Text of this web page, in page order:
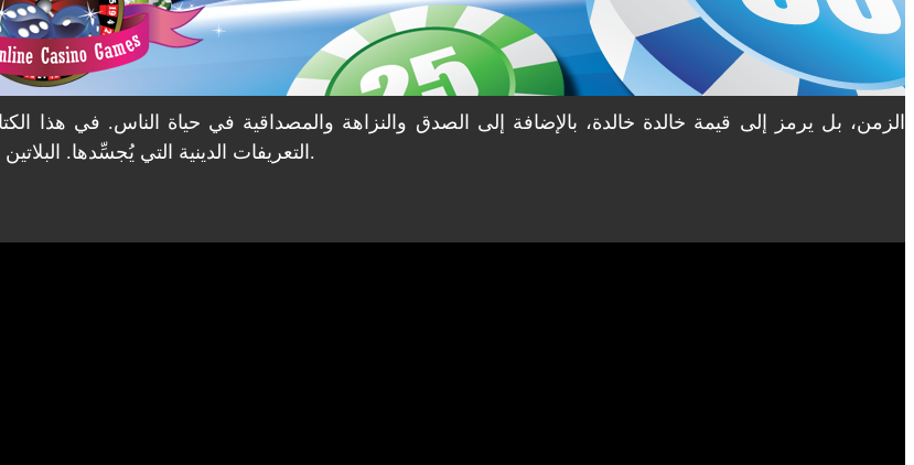
الزمن، بل يرمز إلى قيمة خالدة خالدة، بالإضافة إلى الصدق والنزاهة والمصداقية في حياة الناس. في هذا
التعريفات الدينية التي يُجسِّدها. البلاتين ليس مجرد مادة ثمينة؛ فهو مرتبط بجوهر ديني عميق ومعلومات قديمة.